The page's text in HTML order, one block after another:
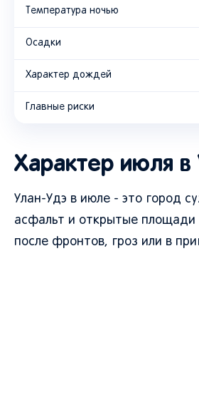
Температура ночью
Осадки
Характер дождей
Главные риски
Характер июля в
Улан-Удэ в июле - это город
асфальт и открытые
после фронтов, гроз или в